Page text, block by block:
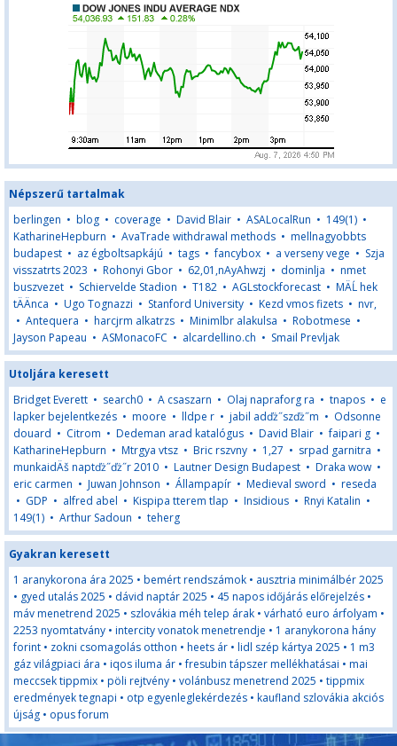
Népszerű tartalmak
berlingen • blog • coverage • David Blair • ASALocalRun • 149(1) •
KatharineHepburn • AvaTrade withdrawal methods • mellnagyobbts
budapest • az égboltsapkájú • tags •fancybox • a verseny vege • Szja
visszatrts 2023 • Rohonyi Gbor • 62,01,nAyAhwzj • dominlja • nmet
buszvezet • Schiervelde Stadion • T182 • AGLstockforecast • MÄĹ hek
tÄÄnca • Ugo Tognazzi • Stanford University • Kezd vmos fizets • nvr,
• Antequera • harcjrm alkatrzs • Minimlbr alakulsa • Robotmese •
Jayson Papeau • ASMonacoFC • alcardellino.ch • Smail Prevljak
Utoljára keresett
Bridget Everett • search0 • A csaszarn • Olaj napraforg ra • tnapos • e
lapker bejelentkezés • moore • lldpe r • jabil adďż˝szďż˝m • Odsonne
douard • Citrom • Dedeman arad katalógus • David Blair •faipari g •
KatharineHepburn • Mtrgya vtsz • Bric rszvny • 1,27 • srpad garnitra •
munkaidÄš naptďż˝ďż˝r 2010 • Lautner Design Budapest • Draka wow •
eric carmen • Juwan Johnson • Állampapír • Medieval sword • reseda
• GDP • alfred abel • Kispipa tterem tlap • Insidious • Rnyi Katalin •
149(1) • Arthur Sadoun • teherg
Gyakran keresett
1 aranykorona ára 2025 • bemért rendszámok • ausztria minimálbér 2025
• gyed utalás 2025 • dávid naptár 2025 • 45 napos időjárás előrejelzés •
máv menetrend 2025 • szlovákia méh telep árak • várható euro árfolyam •
2253 nyomtatvány • intercity vonatok menetrendje • 1 aranykorona hány
forint • zokni csomagolás otthon • heets ár • lidl szép kártya 2025 • 1 m3
gáz világpiaci ára • iqos iluma ár •fresubin tápszer mellékhatásai • mai
meccsek tippmix • pöli rejtvény • volánbusz menetrend 2025 • tippmix
eredmények tegnapi • otp egyenleglekérdezés • kaufland szlovákia akciós
újság • opus forum